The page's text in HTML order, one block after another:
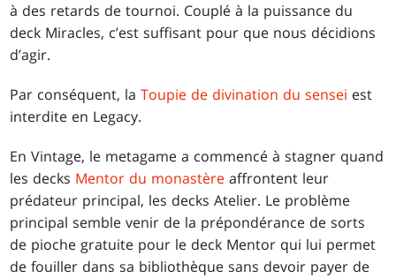
à des retards de tournoi. Couplé à la puissance du
deck Miracles, c’est suffisant pour que nous décidions
d’agir.
Par conséquent, laToupie de divination du sensei est
interdite en Legacy.
En Vintage, le metagame a commencé à stagner quand
les decks Mentor du monastère affrontent leur
prédateur principal, les decks Atelier. Le problème
principal semble venir de la prépondérance de sorts
de pioche gratuite pour le deck Mentor qui lui permet
de fouiller dans sa bibliothèque sans devoir payer de